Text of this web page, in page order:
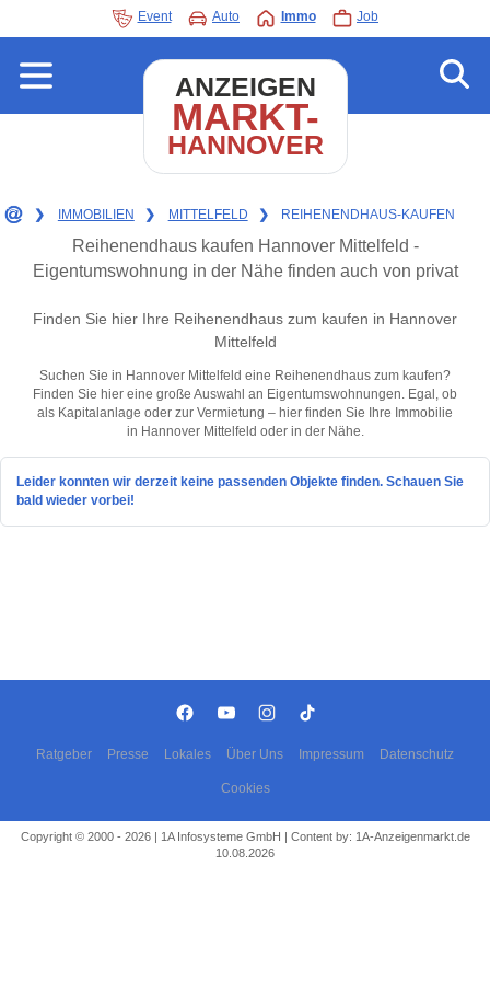
Event Auto Immo Job
ANZEIGEN
MARKT-
HANNOVER
❯ IMMOBILIEN ❯ MITTELFELD ❯ REIHENENDHAUS-KAUFEN
Reihenendhaus kaufen Hannover Mittelfeld -
Eigentumswohnung in der Nähe finden auch von privat
Finden Sie hier Ihre Reihenendhaus zum kaufen in Hannover
Mittelfeld
Suchen Sie in Hannover Mittelfeld eine Reihenendhaus zum kaufen?
Finden Sie hier eine große Auswahl an Eigentumswohnungen. Egal, ob
als Kapitalanlage oder zur Vermietung – hier finden Sie Ihre Immobilie
in Hannover Mittelfeld oder in der Nähe.
Leider konnten wir derzeit keine passenden Objekte finden. Schauen Sie
bald wieder vorbei!
Ratgeber Presse Lokales Über Uns Impressum Datenschutz
Cookies
Copyright © 2000 - 2026 | 1A Infosysteme GmbH | Content by: 1A-Anzeigenmarkt.de
10.08.2026